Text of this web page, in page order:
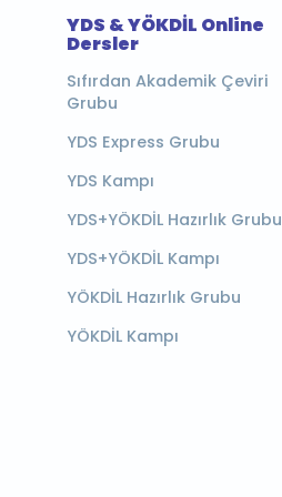
YDS & YÖKDİL Online
Dersler
Sıfırdan Akademik Çeviri
Grubu
YDS Express Grubu
YDS Kampı
YDS+YÖKDİL Hazırlık Grubu
YDS+YÖKDİL Kampı
YÖKDİL Hazırlık Grubu
YÖKDİL Kampı